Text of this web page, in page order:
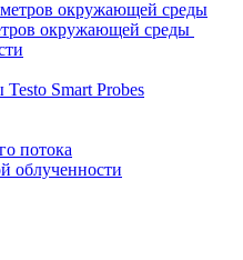
окружающей среды
Smart Probes
потока
облученности